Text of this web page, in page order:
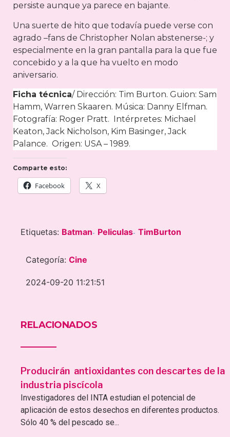
persiste aunque ya parece en bajante.
Una suerte de hito que todavía puede verse con
agrado –fans de Christopher Nolan abstenerse-; y
especialmente en la gran pantalla para la que fue
concebido y a la que ha vuelto en modo
aniversario.
Ficha técnica/ Dirección: Tim Burton. Guion: Sam
Hamm, Warren Skaaren. Música: Danny Elfman.
Fotografía: Roger Pratt. Intérpretes: Michael
Keaton, Jack Nicholson, Kim Basinger, Jack
Palance. Origen: USA – 1989.
Comparte esto:
Facebook X
Etiquetas: Batman- Peliculas- TimBurton
Categoría: Cine
2024-09-20 11:21:51
RELACIONADOS
Producirán antioxidantes con descartes de la
industria piscícola
Investigadores del INTA estudian el potencial de
aplicación de estos desechos en diferentes productos.
Sólo 40 % del pescado se...